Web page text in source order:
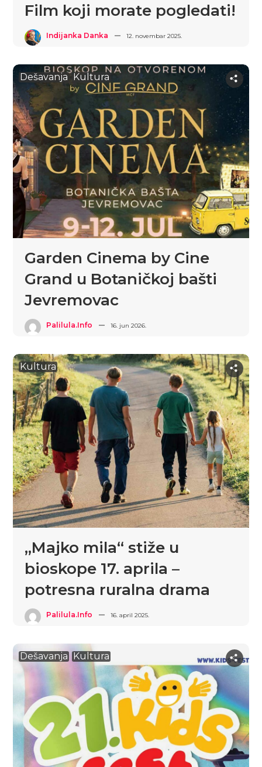
Film koji morate pogledati!
Indijanka Danka 12. novembar 2025.
Dešavanja Kultura
Garden Cinema by Cine
Grand u Botaničkoj bašti
Jevremovac
Palilula.info 16. jun 2026.
Kultura
„Majko mila“ stiže u
bioskope 17. aprila –
potresna ruralna drama
Palilula.info 16. april 2025.
Dešavanja Kultura